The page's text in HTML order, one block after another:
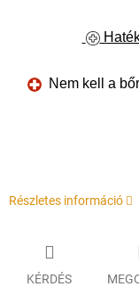
Nem kell a
Részletes információ
KÉRDÉS